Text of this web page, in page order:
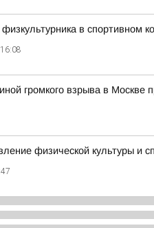
в спортивном
16:08
громкого взрыва в Москве
физической культуры и